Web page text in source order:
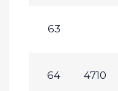
63
64 4710